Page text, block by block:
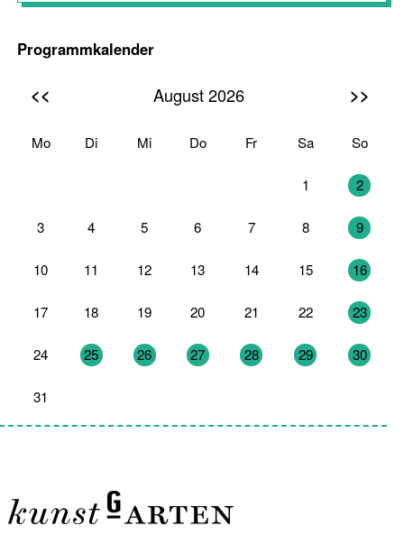
Programmkalender
<< August 2026 >>
Mo Di Mi Do Fr Sa So
1 2
3 4 5 6 7 8 9
10 11 12 13 14 15 16
17 18 19 20 21 22 23
24 25 26 27 28 29 30
31